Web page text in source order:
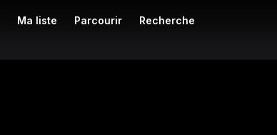
Ma liste Parcourir Recherche